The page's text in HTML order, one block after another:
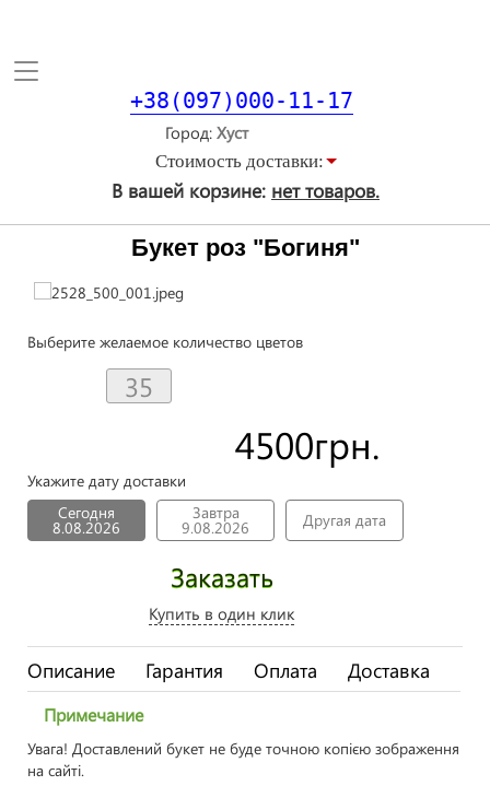
Toggle
+38(097)000-11-17
Город
Стоимость доставки:
В вашей корзине: нет товаров.
Букет роз "Богиня"
Выберите желаемое количество цветов
4500грн.
Укажите дату доставки
Сегодня
8.08.2026
Завтра
9.08.2026 Другая дата
Заказать
Купить в один клик
Описание Гарантия Оплата Доставка
Примечание
Увага! Доставлений букет не буде точною копією зображення
на сайті.